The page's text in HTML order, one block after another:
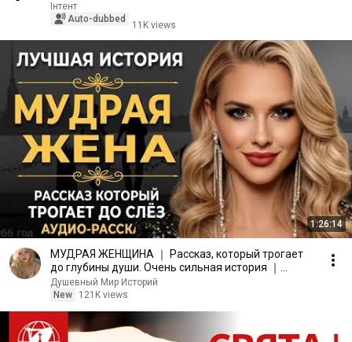
Інтент
Auto-dubbed
11K views
1:26:14
МУДРАЯ ЖЕНЩИНА ｜ Рассказ, который трогает
до глубины души. Очень сильная история ｜
Аудио рассказ.
Душевный Мир Историй
New
121K views